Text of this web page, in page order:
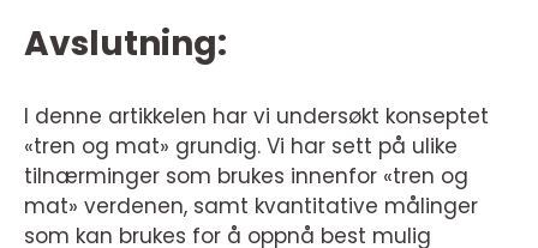
Avslutning:
I denne artikkelen har vi undersøkt konseptet
«tren og mat» grundig. Vi har sett på ulike
tilnærminger som brukes innenfor «tren og
mat» verdenen, samt kvantitative målinger
som kan brukes for å oppnå best mulig